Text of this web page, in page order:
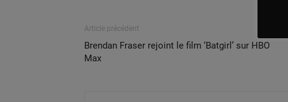
Article précédent
Brendan Fraser rejoint le film ‘Batgirl’ sur HBO
Max